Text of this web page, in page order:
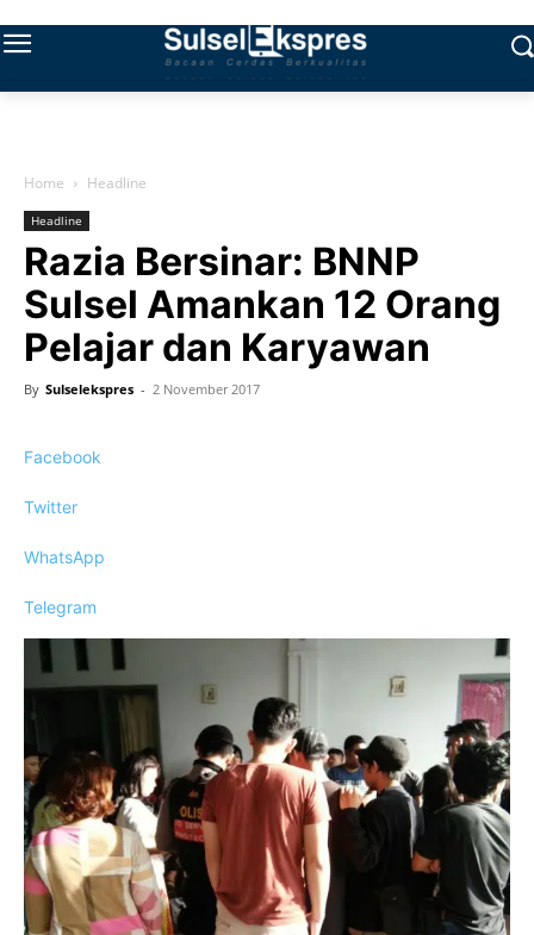
Home Headline
Headline
Razia Bersinar: BNNP
Sulsel Amankan 1‎2 Orang
Pelajar dan Karyawan
By Sulselekspres - 2 November 2017
Facebook
Twitter
WhatsApp
Telegram